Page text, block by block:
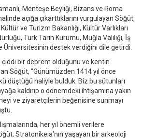
Menteşe Beyliği, Bizans ve Roma
açığa çıkarttıklarını vurgulayan Söğüt,
ve Turizm Bakanlığı, Kültür Varlıkları
Türk Tarih Kurumu, Muğla Valiliği, İş
Üniversitesinin destek verdiğini dile getirdi.
ciddi bir deprem olduğunu ve kentin
Söğüt, "Günümüzden 1414 yıl önce
düştüğü haliyle bulduk. Biz bu sütunları
kaldırıp o dönemdeki ihtişamına yakın
ve ziyaretçilerin beğenisine sunmayı
her yıl önemli verilere
Stratonikeia'nın yaşayan bir arkeoloji